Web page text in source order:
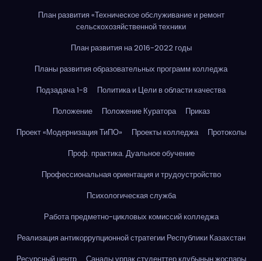
План развития «Техническое обслуживание и ремонт
сельскохозяйственной техники
План развития на 2016-2022 годы
Планы развития образовательных программ колледжа
Подзадача 1-8
Политика и Цели в области качества
Положение
Положение Куратора
Приказ
Проект «Модернизация ТиПО»
Проекты колледжа
Протоколы
Проф. практика. Дуальное обучение
Профессиональная ориентация и трудоустройство
Психологическая служба
Работа предметно-цикловых комиссий колледжа
Реализация антикоррупционной стратегии Республики Казахстан